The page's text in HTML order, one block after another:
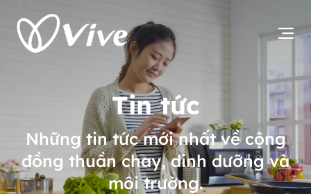
Tin tức
Những tin tức mới nhất về cộng
đồng thuần chay, dinh dưỡng và
môi trường.